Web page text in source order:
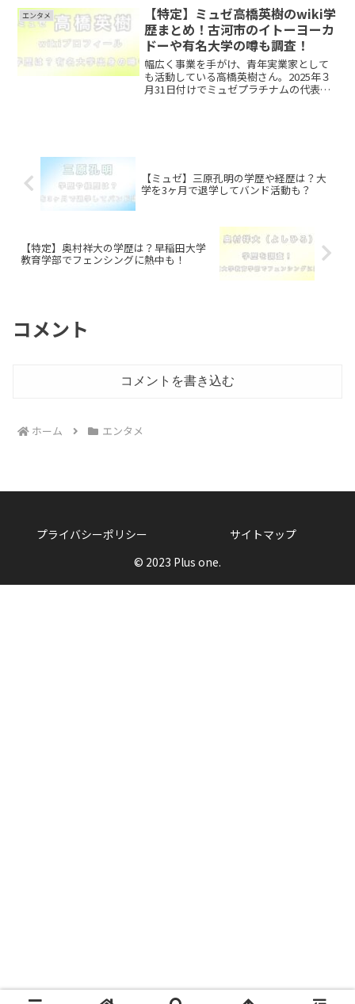
が？その理由を調査しましたので是非最
後までご覧ください。...
エンタメ
【特定】ミュゼ高橋英樹のwiki学
歴まとめ！古河市のイトーヨーカ
ドーや有名大学の噂も調査！
幅広く事業を手がけ、青年実業家として
も活動している高橋英樹さん。2025年３
月31日付けでミュゼプラチナムの代表取
【ミュゼ】三原孔明の学歴や経歴は？大
学を3ヶ月で退学してバンド活動も？
【特定】奥村祥大の学歴は？早稲田大学
教育学部でフェンシングに熱中も！
コメント
コメントを書き込む
ホーム エンタメ
プライバシーポリシー
サイトマップ
© 2023 Plus one.